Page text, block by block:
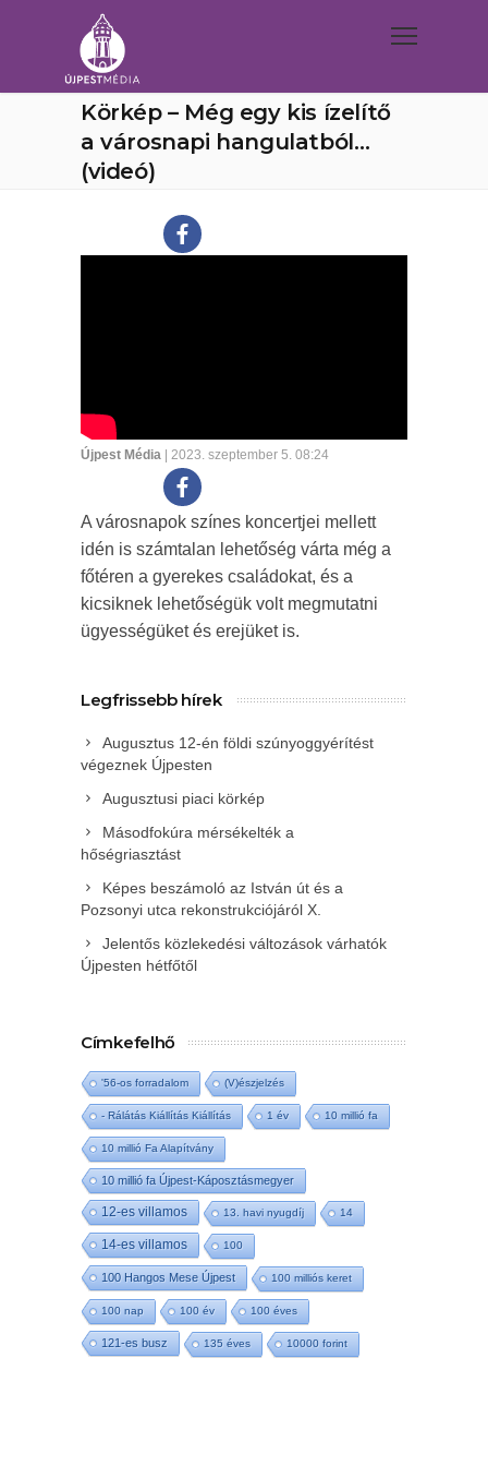
Körkép – Még egy kis ízelítő
a városnapi hangulatból…
(videó)
Újpest Média | 2023. szeptember 5. 08:24
A városnapok színes koncertjei mellett
idén is számtalan lehetőség várta még a
főtéren a gyerekes családokat, és a
kicsiknek lehetőségük volt megmutatni
ügyességüket és erejüket is.
Legfrissebb hírek
Augusztus 12-én földi szúnyoggyérítést
végeznek Újpesten
Augusztusi piaci körkép
Másodfokúra mérsékelték a
hőségriasztást
Képes beszámoló az István út és a
Pozsonyi utca rekonstrukciójáról X.
Jelentős közlekedési változások várhatók
Újpesten hétfőtől
Címkefelhő
'56-os forradalom (V)észjelzés
- Rálátás Kiállítás Kiállítás 1 év 10 millió fa
10 millió Fa Alapítvány
10 millió fa Újpest-Káposztásmegyer
12-es villamos 13. havi nyugdíj 14
14-es villamos 100
100 Hangos Mese Újpest 100 milliós keret
100 nap 100 év 100 éves
121-es busz 135 éves 10000 forint